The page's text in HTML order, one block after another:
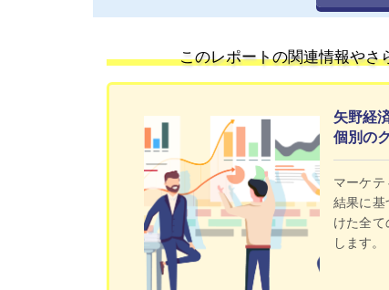
このレポートの関連情報やさ
矢野経
個別の
マーケ
結果に基
けた全
します。